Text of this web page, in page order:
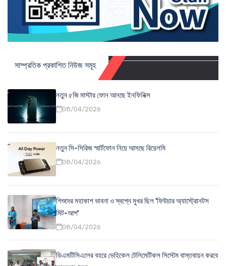
সাম্প্রতিক প্রকাশিত নিউজ সমূহ
নতুন ৫জি মাস্টার ফোন আনছে ইনফিনিক্স
08/04/2026
নতুন সি-সিরিজ স্মার্টফোন নিয়ে আসছে রিয়েলমি
08/04/2026
শিশুদের মহাকাশ ভাবনা ও স্বপ্নে মুখর ছিল 'ফিউচার অ্যাস্ট্রোনটস
মিট-আপ'
08/04/2026
ডিএমটিসিএলের বহরে ভেহিকেল টেলিমেটিকস সিস্টেম বাস্তবায়ন করবে